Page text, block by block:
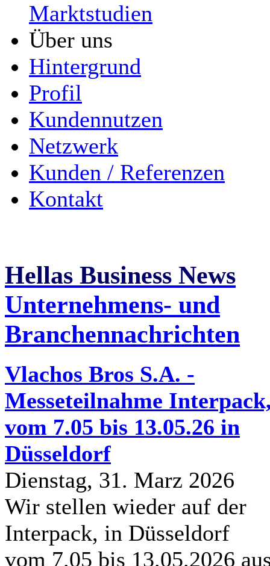
Marktstudien
Über uns
Hintergrund
Profil
Kundennutzen
Netzwerk
Kunden / Referenzen
Kontakt
Hellas Business News
Unternehmens- und
Branchennachrichten
Vlachos Bros S.A. -
Messeteilnahme
vom 7.05 bis 13.05.26 in
Düsseldorf
Dienstag, 31. Marz 2026
Wir stellen wieder auf der
Interpack, in Düsseldorf
vom 7.05 bis 13.05.2026